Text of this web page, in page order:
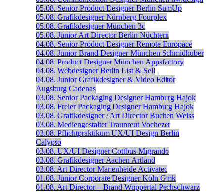
05.08. Senior Product Designer Berlin SumUp
05.08. Grafikdesigner Nürnberg Fourplex
05.08. Grafikdesigner München 3c
05.08. Junior Art Director Berlin Nüchtern
04.08. Senior Product Designer Remote Europace
04.08. Junior Brand Designer München Schmidhuber
04.08. Product Designer München Appsfactory
04.08. Webdesigner Berlin List & Sell
04.08. Junior Grafikdesigner & Video Editor
Augsburg Cadenas
03.08. Senior Packaging Designer Hamburg Hajok
03.08. Freier Packaging Designer Hamburg Hajok
03.08. Grafikdesigner / Art Director Buchen Weiss
03.08. Mediengestalter Traunreut Vochezer
03.08. Pflichtpraktikum UX/UI Design Berlin
Calypso
03.08. UX/UI Designer Cottbus Migrando
03.08. Grafikdesigner Aachen Artland
03.08. Art Director Marienheide Activatec
01.08. Junior Corporate Designer Köln Gmk
01.08. Art Director – Brand Wuppertal Pechschwarz